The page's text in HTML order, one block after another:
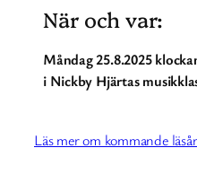
När och var:
Måndag 25.8.2025
i Nickby Hjärtas
Läs mer om kommande